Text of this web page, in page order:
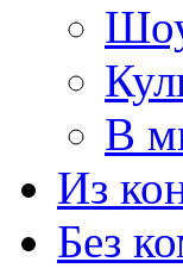
В
Из
Без